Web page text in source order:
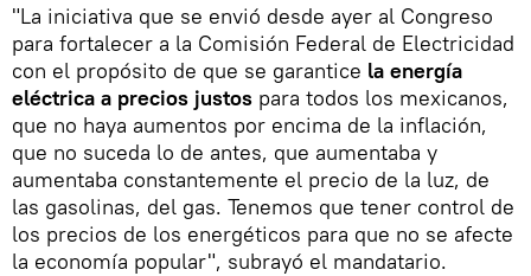
"La iniciativa que se envió desde ayer al Congreso
para fortalecer a la Comisión Federal de Electricidad
con el propósito de que se garantice la energía
eléctrica a precios justos para todos los mexicanos,
que no haya aumentos por encima de la inflación,
que no suceda lo de antes, que aumentaba y
aumentaba constantemente el precio de la luz, de
las gasolinas, del gas. Tenemos que tener control de
los precios de los energéticos para que no se afecte
la economía popular", subrayó el mandatario.